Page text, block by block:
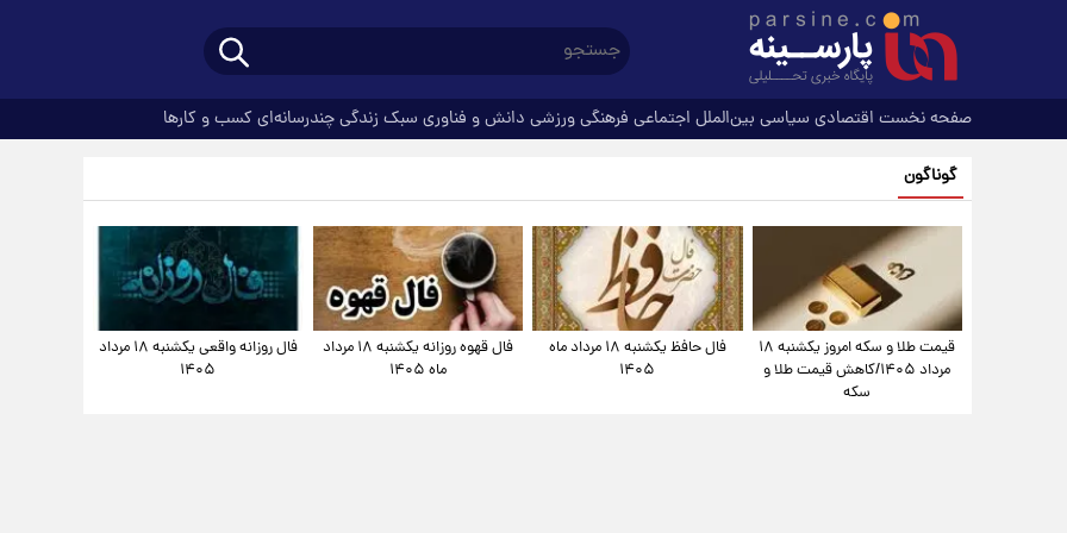
صفحه نخست اقتصادی سیاسی بین‌الملل اجتماعی فرهنگیورزشی دانش و فناوری سبک زندگیچندرسانه‌ای کسب و کارها
گوناگون
قیمت طلا و سکه امروز یکشنبه ۱۸
مرداد ۱۴۰۵/کاهش قیمت طلا و
سکه
فال حافظ یکشنبه ۱۸ مرداد ماه
۱۴۰۵
فال قهوه روزانه یکشنبه ۱۸ مرداد
ماه ۱۴۰۵
فال روزانه واقعی یکشنبه ۱۸ مرداد
۱۴۰۵